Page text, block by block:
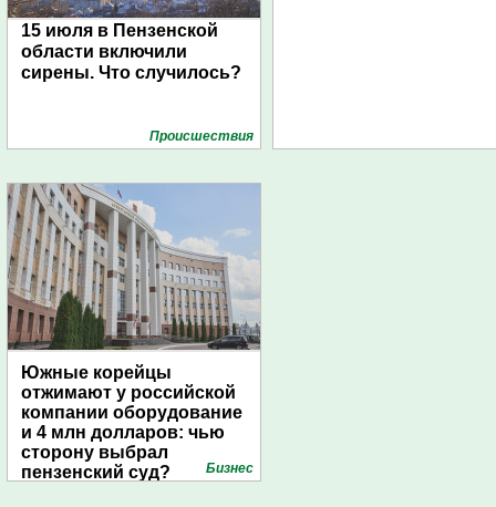
15 июля в Пензенской
области включили
сирены. Что случилось?
Проиcшествия
Южные корейцы
отжимают у российской
компании оборудование
и 4 млн долларов: чью
сторону выбрал
пензенский суд?
Бизнес